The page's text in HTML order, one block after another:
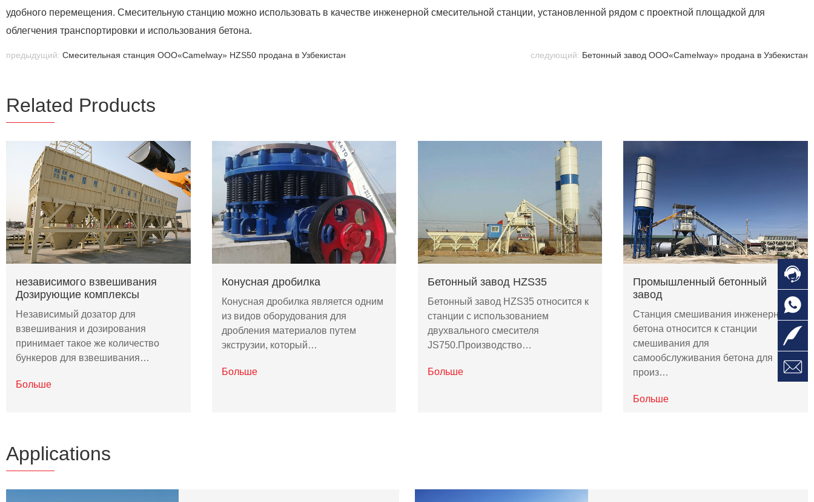
удобного перемещения. Смесительную станцию можно использовать в качестве инженерной смесительной станции, установленной рядом с проектной площадкой для
облегчения транспортировки и использования бетона.
предыдущий: Смесительная станция ООО«Camelway» HZS50 продана в Узбекистан следующий: Бетонный завод ООО«Camelway» продана в Узбекистан
Related Products
независимого взвешивания
Дозирующие комплексы
Независимый дозатор для
взвешивания и дозирования
принимает такое же количество
бункеров для взвешивания…
Больше
Конусная дробилка
Конусная дробилка является одним
из видов оборудования для
дробления материалов путем
экструзии, который…
Больше
Бетонный завод HZS35
Бетонный завод HZS35 относится к
станции с использованием
двухвального смесителя
JS750.Производство…
Больше
Промышленный бетонный
завод
Станция смешивания инженерного
бетона относится к станции
смешивания для
самообслуживания бетона для
произ…
Больше
Applications